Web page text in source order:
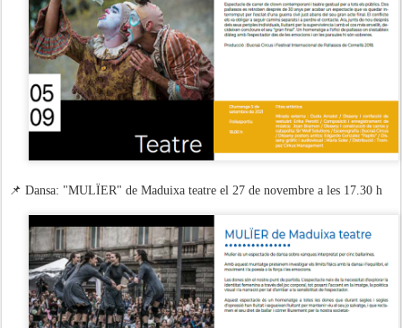
📌 Dansa: "MULÏER" de Maduixa teatre el 27 de novembre a les 17.30 h